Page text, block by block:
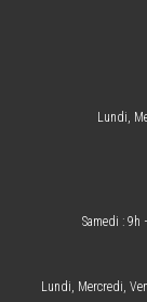
Lundi,
Samedi :
Lundi, Mercredi,